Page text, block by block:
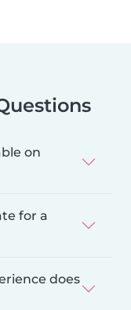
on
for a
does